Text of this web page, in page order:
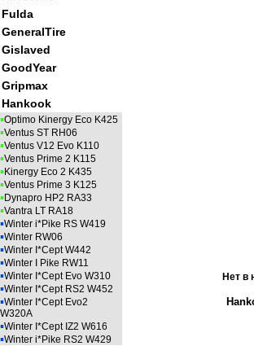
Fulda
GeneralTire
Gislaved
GoodYear
Gripmax
Hankook
▪Optimo Kinergy Eco K425
▪Ventus ST RH06
▪Ventus V12 Evo K110
▪Ventus Prime 2 K115
▪Kinergy Eco 2 K435
▪Ventus Prime 3 K125
▪Dynapro HP2 RA33
▪Vantra LT RA18
▪Winter i*Pike RS W419
▪Winter RW06
▪Winter I*Cept W442
▪Winter I Pike RW11
▪Winter I*Cept Evo W310
▪Winter I*Cept RS2 W452
▪Winter I*Cept Evo2
W320A
▪Winter I*Cept IZ2 W616
▪Winter i*Pike RS2 W429
Нет в